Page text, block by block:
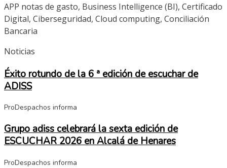
APP notas de gasto, Business Intelligence (BI), Certificado
Digital, Ciberseguridad, Cloud computing, Conciliación
Bancaria
Noticias
Éxito rotundo de la 6 ª edición de escuchar de
ADISS
ProDespachos informa
Grupo adiss celebrará la sexta edición de
ESCUCHAR 2026 en Alcalá de Henares
ProDespachos informa